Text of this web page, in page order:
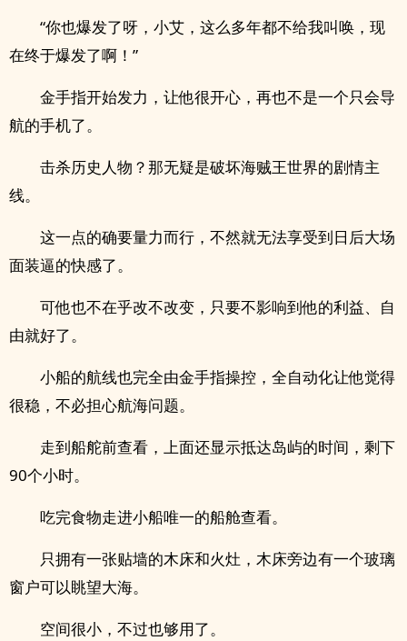
“你也爆发了呀，小艾，这么多年都不给我叫唤，现
在终于爆发了啊！”
金手指开始发力，让他很开心，再也不是一个只会导
航的手机了。
击杀历史人物？那无疑是破坏海贼王世界的剧情主
线。
这一点的确要量力而行，不然就无法享受到日后大场
面装逼的快感了。
可他也不在乎改不改变，只要不影响到他的利益、自
由就好了。
小船的航线也完全由金手指操控，全自动化让他觉得
很稳，不必担心航海问题。
走到船舵前查看，上面还显示抵达岛屿的时间，剩下
90个小时。
吃完食物走进小船唯一的船舱查看。
只拥有一张贴墙的木床和火灶，木床旁边有一个玻璃
窗户可以眺望大海。
空间很小，不过也够用了。